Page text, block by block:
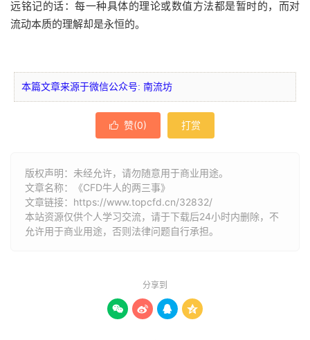
远铭记的话：每一种具体的理论或数值方法都是暂时的，而对
流动本质的理解却是永恒的。
本篇文章来源于微信公众号: 南流坊
 赞(0) 打赏
版权声明：未经允许，请勿随意用于商业用途。
文章名称：《CFD牛人的两三事》
文章链接： https://www.topcfd.cn/32832/
本站资源仅供个人学习交流，请于下载后24小时内删除，不
允许用于商业用途，否则法律问题自行承担。
分享到
   